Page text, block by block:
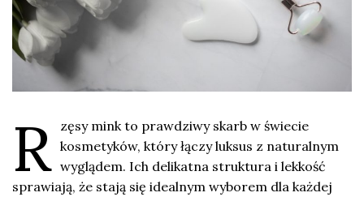
R zęsy mink to prawdziwy skarb w świecie
kosmetyków, który łączy luksus z naturalnym
wyglądem. Ich delikatna struktura i lekkość
sprawiają, że stają się idealnym wyborem dla każdej